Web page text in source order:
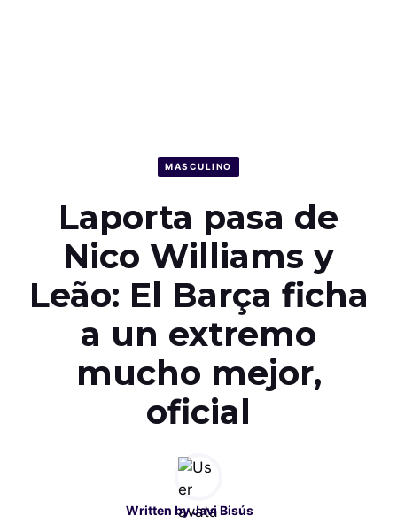
MASCULINO
Laporta pasa de
Nico Williams y
Leão: El Barça ficha
a un extremo
mucho mejor,
oficial
Written byJavi Bisús